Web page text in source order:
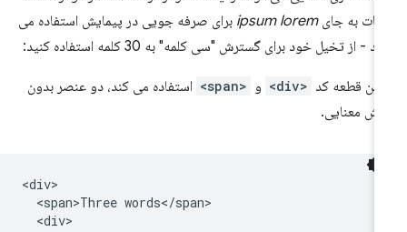
به جایipsum loremبرای صرفه جویی در پیمایش استفاده می
- از تخیل خود برای گسترش "سی کلمه" به 30 کلمه استفاده کنید:
قطعه کد <div> و
استفاده می کند، دو عنصر بدون
معنایی.
<div>
  <span>Three words</span>
  <div>